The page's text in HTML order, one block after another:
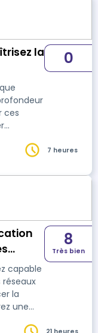
01 89 47 04 52 •
la
ces
les
place
0
7 heures
capable
la
une
8
Très bien
21 heures